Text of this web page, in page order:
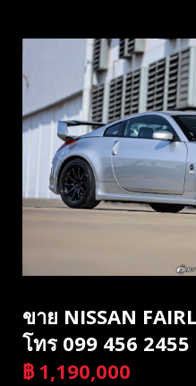
ขาย NISSAN
โทร 099 456
฿ 1,190,000